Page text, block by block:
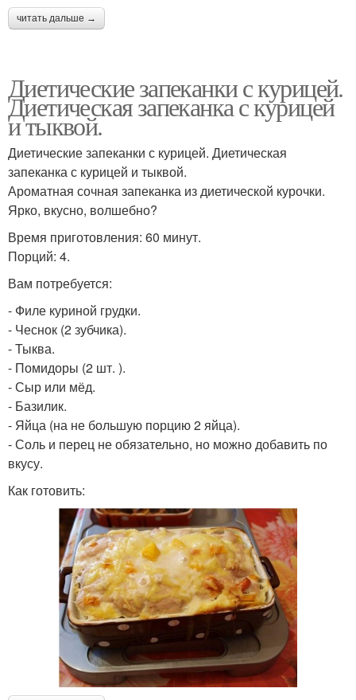
читать дальше →
Диетические запеканки с курицей.
Диетическая запеканка с курицей
и тыквой.
Диетические запеканки с курицей. Диетическая
запеканка с курицей и тыквой.
Ароматная сочная запеканка из диетической курочки.
Ярко, вкусно, волшебно?
Время приготовления: 60 минут.
Порций: 4.
Вам потребуется:
- Филе куриной грудки.
- Чеснок (2 зубчика).
- Тыква.
- Помидоры (2 шт. ).
- Сыр или мёд.
- Базилик.
- Яйца (на не большую порцию 2 яйца).
- Соль и перец не обязательно, но можно добавить по
вкусу.
Как готовить: